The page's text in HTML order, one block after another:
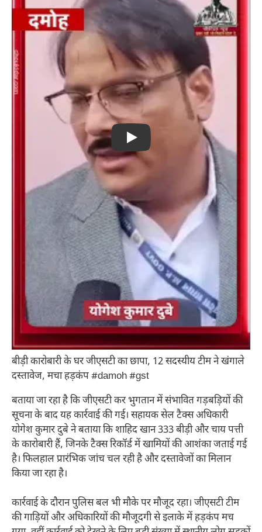
Play
बीड़ी कारोबारी के घर जीएसटी का छापा, 12 सदस्यीय टीम ने खंगाले
दस्तावेज, मचा हड़कंप #damoh #gst
बताया जा रहा है कि जीएसटी कर भुगतान में संभावित गड़बड़ियों की
सूचना के बाद यह कार्रवाई की गई। सहायक सेल टैक्स अधिकारी
योगेश कुमार दुबे ने बताया कि शाहिद खान 333 बीड़ी और चाय पत्ती
के कारोबारी हैं, जिनके टैक्स रिकॉर्ड में खामियों की आशंका जताई गई
है। फिलहाल प्रारंभिक जांच चल रही है और दस्तावेजों का मिलान
किया जा रहा है।
कार्रवाई के दौरान पुलिस बल भी मौके पर मौजूद रहा। जीएसटी टीम
की गाड़ियों और अधिकारियों की मौजूदगी से इलाके में हड़कंप मच